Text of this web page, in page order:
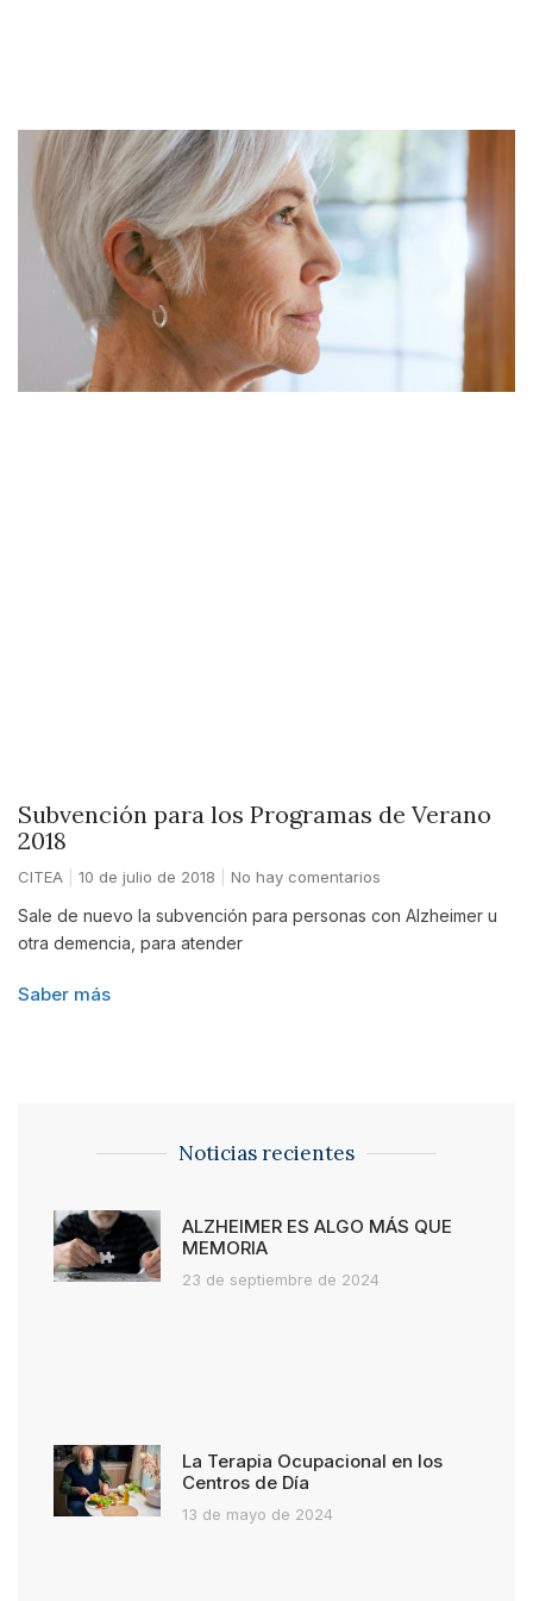
Subvención para los Programas de Verano
2018
CITEA 10 de julio de 2018 No hay comentarios
Sale de nuevo la subvención para personas con Alzheimer u
otra demencia, para atender
Saber más
Noticias recientes
ALZHEIMER ES ALGO MÁS QUE
MEMORIA
23 de septiembre de 2024
La Terapia Ocupacional en los
Centros de Día
13 de mayo de 2024